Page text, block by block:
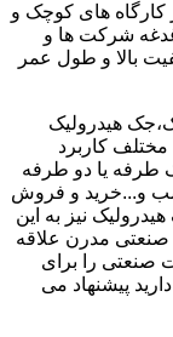
کارگاه های کوچک و
شرکت ها و
بالا و طول عمر
هیدرولیک
کاربرد
طرفه یا دو طرفه
و...خرید و فروش
نیز به این
صنعتی مدرن علاقه
صنعتی را برای
پیشنهاد می